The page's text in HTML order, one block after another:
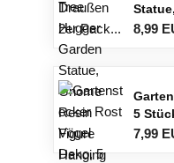
8,99
5
7,99